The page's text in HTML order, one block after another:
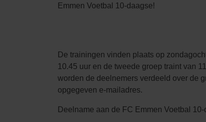
Emmen Voetbal 10-daagse!
De trainingen vinden plaats op
10.45 uur en de tweede groep traint van
worden de deelnemers verdeeld over de
opgegeven e-mailadres.
Deelname aan de FC Emmen Voetbal